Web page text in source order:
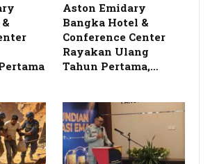
Aston Emidary
Bangka Hotel &
Conference Center
Rayakan Ulang
Tahun Pertama,…